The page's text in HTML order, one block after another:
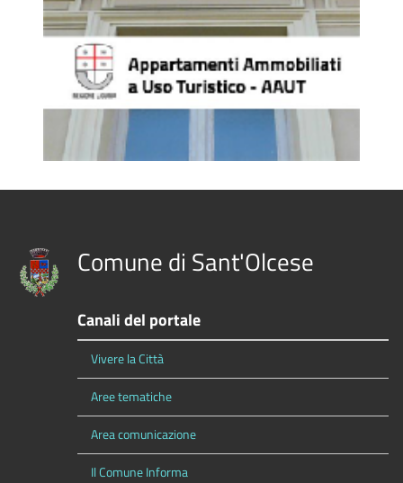
Comune di Sant'Olcese
Canali del portale
Vivere la Città
Aree tematiche
Area comunicazione
Il Comune Informa